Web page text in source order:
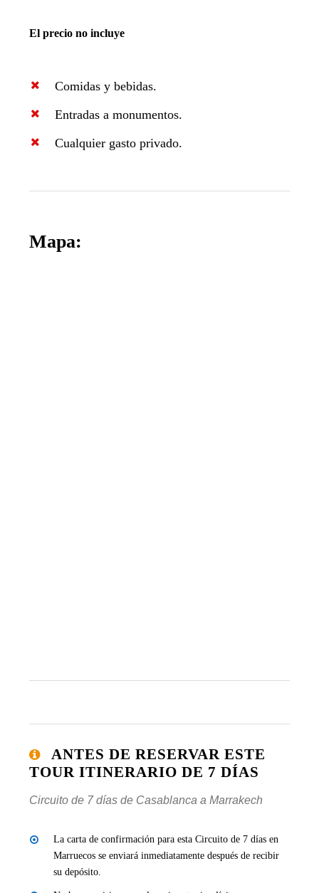
El precio no incluye
Comidas y bebidas.
Entradas a monumentos.
Cualquier gasto privado.
Mapa:
ANTES DE RESERVAR ESTE
TOUR ITINERARIO DE 7 DÍAS
Circuito de 7 días de Casablanca a Marrakech
La carta de confirmación para esta Circuito de 7 días en
Marruecos se enviará inmediatamente después de recibir
su depósito.